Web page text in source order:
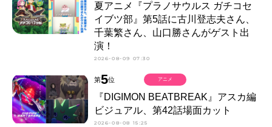
夏アニメ『プラノサウルス ガチコセ
イブツ部』第5話に古川登志夫さん、
千葉繁さん、山口勝さんがゲスト出
演！
2026-08-09 07:30
第5位
『DIGIMON BEATBREAK』アスカ編
ビジュアル、第42話場面カット
2026-08-08 15:25
アニメ